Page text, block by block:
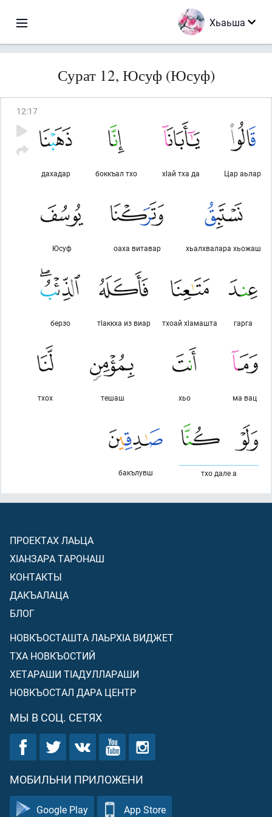
Хьаьша
Сурат 12, Юсуф (Юсуф)
12:17
Цар аьлар
хlай тха да
боккъал тхо
дахадар
хьалхвалара хьожаш
оаха витавар
Юсуф
гарга
тхоай хlамашта
тlаккха из виар
берзо
ма вац
хьо
тешаш
тхох
тхо дале а
бакълувш
ПРОЕКТАХ ЛАЬЦА
ХIАНЗАРА ТАРОНАШ
КОНТАКТЫ
ДАКЪАЛАЦА
БЛОГ
НОВКЪОСТАШТА ЛАЬРХIА ВИДЖЕТ
ТХА НОВКЪОСТИЙ
ХЕТАРАШИ ТIАДУЛЛАРАШИ
НОВКЪОСТАЛ ДАРА ЦЕНТР
МЫ В СОЦ. СЕТЯХ
МОБИЛЬНИ ПРИЛОЖЕНИ
Google Play App Store